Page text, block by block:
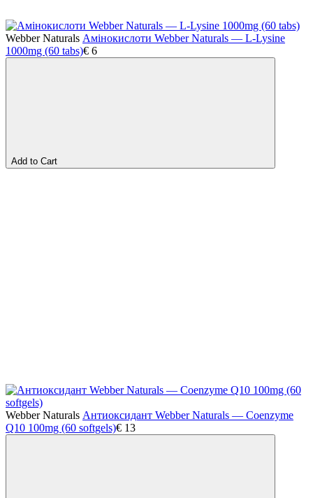
Webber Naturals Амінокислоти Webber Naturals — L-Lysine
1000mg (60 tabs)€ 6
Add to Cart
Webber Naturals Антиоксидант Webber Naturals — Coenzyme
Q10 100mg (60 softgels)€ 13